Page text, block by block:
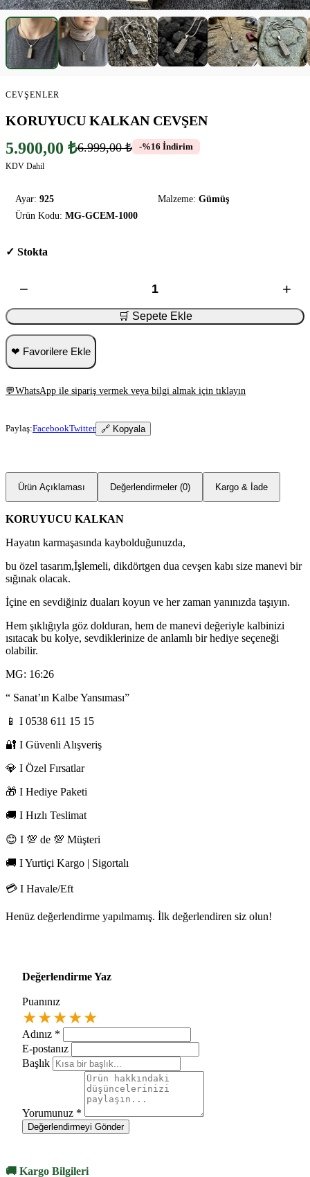
CEVŞENLER
KORUYUCU KALKAN CEVŞEN
5.900,00 ₺6.999,00 ₺ -%16 İndirim
KDV Dahil
Ayar: 925 Malzeme: Gümüş
Ürün Kodu: MG-GCEM-1000
✓ Stokta
− +
🛒 Sepete Ekle
❤ Favorilere Ekle
💬WhatsApp ile sipariş vermek veya bilgi almak için tıklayın
Paylaş:FacebookTwitter 🔗 Kopyala
Ürün Açıklaması Değerlendirmeler (0) Kargo & İade
KORUYUCU KALKAN
Hayatın karmaşasında kaybolduğunuzda,
bu özel tasarım,İşlemeli, dikdörtgen dua cevşen kabı size manevi bir
sığınak olacak.
İçine en sevdiğiniz duaları koyun ve her zaman yanınızda taşıyın.
Hem şıklığıyla göz dolduran, hem de manevi değeriyle kalbinizi
ısıtacak bu kolye, sevdiklerinize de anlamlı bir hediye seçeneği
olabilir.
MG: 16:26
“ Sanat’ın Kalbe Yansıması”
📱 I 0538 611 15 15
🔐 I Güvenli Alışveriş
💎 I Özel Fırsatlar
🎁 I Hediye Paketi
🚚 I Hızlı Teslimat
😊 I 💯 de 💯 Müşteri
🚚 I Yurtiçi Kargo | Sigortalı
💳 I Havale/Eft
Henüz değerlendirme yapılmamış. İlk değerlendiren siz olun!
Değerlendirme Yaz
Puanınız
★★★★★
Adınız *
E-postanız
Başlık
Yorumunuz *
Değerlendirmeyi Gönder
🚚 Kargo Bilgileri